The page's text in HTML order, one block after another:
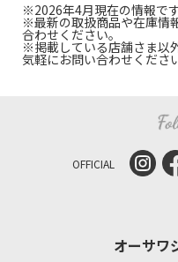
※2026年4月現在の情報です
※最新の取扱商品や在庫情
合わせください。
※掲載している店舗さま以
気軽にお問い合わせください
OFFICIAL
オーサワ